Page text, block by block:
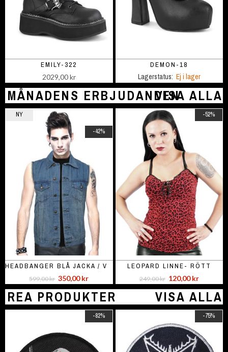
EMILY-322
2029,00 kr
DEMON-18
Lagerstatus: Ej i lager
MÅNADENS ERBJUDANDENVISA ALLA
NY
-42%
350,00 kr
599,00 kr
-52%
LEOPARD LINNE- RÖTT
120,00 kr
249,00 kr
REA PRODUKTER VISA ALLA
-82% -75%